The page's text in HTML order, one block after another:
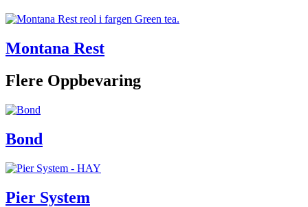
Montana Rest
Flere Oppbevaring
Bond
Pier System